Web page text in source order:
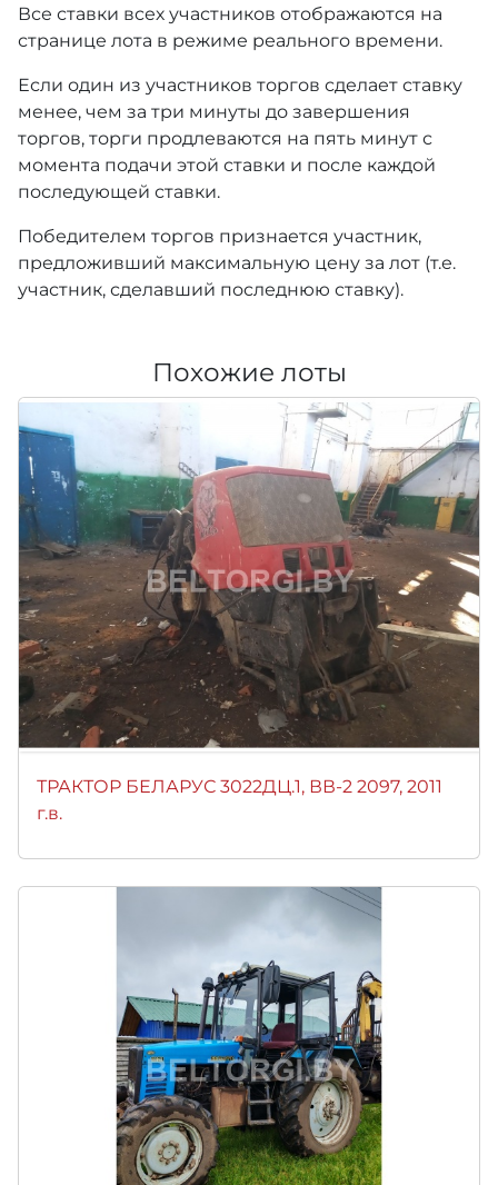
Все ставки всех участников отображаются на
странице лота в режиме реального времени.
Если один из участников торгов сделает ставку
менее, чем за три минуты до завершения
торгов, торги продлеваются на пять минут с
момента подачи этой ставки и после каждой
последующей ставки.
Победителем торгов признается участник,
предложивший максимальную цену за лот (т.е.
участник, сделавший последнюю ставку).
Похожие лоты
ТРАКТОР БЕЛАРУС 3022ДЦ.1, ВВ-2 2097, 2011
г.в.